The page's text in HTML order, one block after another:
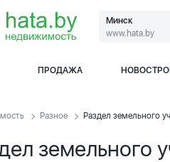
Минск
www.hata.by
ПРОДАЖА
Разное Раздел земельного
земельного